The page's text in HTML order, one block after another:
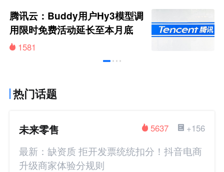
腾讯云：Buddy用户Hy3模型调
用限时免费活动延长至本月底
1581
热门话题
未来零售 +156
5637
最新：缺资质 拒开发票统统扣分！抖音电商
升级商家体验分规则